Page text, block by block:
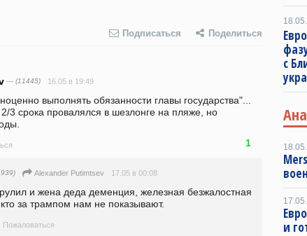
Подписаться Поделиться
— (11445) 16.05 в 19:49
выполнять обязанности главы государства"...
3 срока провалялся в шезлонге на пляже, но
1
Alexander Putimtsev 17.05 в 00:08
и жена деда деменция, железная безжалостная
за трампом нам не показывают.
Пожаловаться
с
и